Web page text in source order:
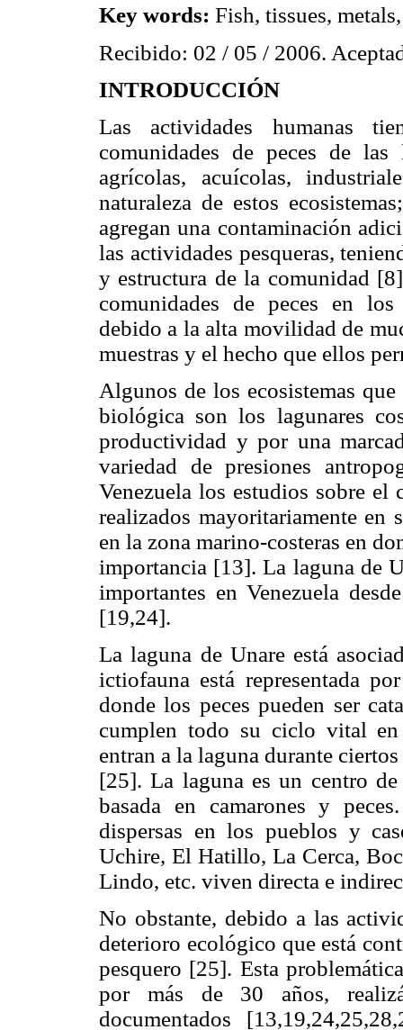
Key words: Fish, tissues,
Recibido: 02 / 05 / 2006.
INTRODUCCIÓN
Las actividades humanas
comunidades de peces de
agrícolas, acuícolas,
naturaleza de estos
agregan una contaminación
las actividades pesqueras,
y estructura de la comunidad
comunidades de peces en
debido a la alta movilidad de
muestras y el hecho que ellos
Algunos de los ecosistemas
biológica son los lagunares
productividad y por una
variedad de presiones
Venezuela los estudios sobre el
realizados mayoritariamente en
en la zona marino-costeras en
importancia [13]. La laguna de
importantes en Venezuela
[19,24].
La laguna de Unare está
ictiofauna está representada
donde los peces pueden ser
cumplen todo su ciclo vital en
entran a la laguna durante
[25]. La laguna es un centro
basada en camarones y
dispersas en los pueblos y
Uchire, El Hatillo, La Cerca,
Lindo, etc. viven directa e
No obstante, debido a las
deterioro ecológico que está
pesquero [25]. Esta
por más de 30 años,
documentados